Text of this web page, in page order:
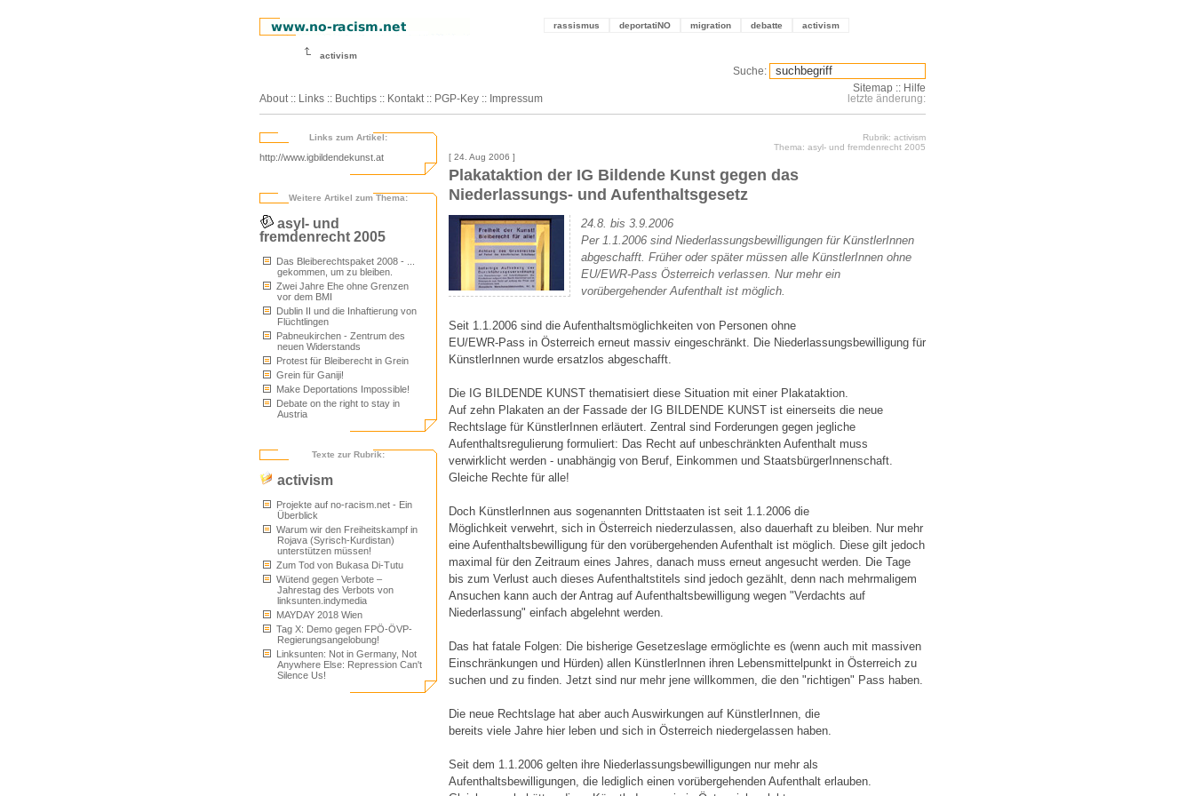
rassismus deportatiNO migration debatte activism
activism
About :: Links :: Buchtips :: Kontakt :: PGP-Key :: Impressum
Suche:
Sitemap :: Hilfe
letzte änderung:
Links zum Artikel:
http://www.igbildendekunst.at
Weitere Artikel zum Thema:
asyl- und
fremdenrecht 2005
Das Bleiberechtspaket 2008 - ...
gekommen, um zu bleiben.
Zwei Jahre Ehe ohne Grenzen
vor dem BMI
Dublin II und die Inhaftierung von
Flüchtlingen
Pabneukirchen - Zentrum des
neuen Widerstands
Protest für Bleiberecht in Grein
Grein für Ganiji!
Make Deportations Impossible!
Debate on the right to stay in
Austria
Texte zur Rubrik:
activism
Projekte auf no-racism.net - Ein
Überblick
Warum wir den Freiheitskampf in
Rojava (Syrisch-Kurdistan)
unterstützen müssen!
Zum Tod von Bukasa Di-Tutu
Wütend gegen Verbote –
Jahrestag des Verbots von
linksunten.indymedia
MAYDAY 2018 Wien
Tag X: Demo gegen FPÖ-ÖVP-
Regierungsangelobung!
Linksunten: Not in Germany, Not
Anywhere Else: Repression Can't
Silence Us!
Rubrik: activism
Thema: asyl- und fremdenrecht 2005
[ 24. Aug 2006 ]
Plakataktion der IG Bildende Kunst gegen das
Niederlassungs- und Aufenthaltsgesetz
24.8. bis 3.9.2006
Per 1.1.2006 sind Niederlassungsbewilligungen für KünstlerInnen
abgeschafft. Früher oder später müssen alle KünstlerInnen ohne
EU/EWR-Pass Österreich verlassen. Nur mehr ein
vorübergehender Aufenthalt ist möglich.
Seit 1.1.2006 sind die Aufenthaltsmöglichkeiten von Personen ohne
EU/EWR-Pass in Österreich erneut massiv eingeschränkt. Die Niederlassungsbewilligung für
KünstlerInnen wurde ersatzlos abgeschafft.
Die IG BILDENDE KUNST thematisiert diese Situation mit einer Plakataktion.
Auf zehn Plakaten an der Fassade der IG BILDENDE KUNST ist einerseits die neue
Rechtslage für KünstlerInnen erläutert. Zentral sind Forderungen gegen jegliche
Aufenthaltsregulierung formuliert: Das Recht auf unbeschränkten Aufenthalt muss
verwirklicht werden - unabhängig von Beruf, Einkommen und StaatsbürgerInnenschaft.
Gleiche Rechte für alle!
Doch KünstlerInnen aus sogenannten Drittstaaten ist seit 1.1.2006 die
Möglichkeit verwehrt, sich in Österreich niederzulassen, also dauerhaft zu bleiben. Nur mehr
eine Aufenthaltsbewilligung für den vorübergehenden Aufenthalt ist möglich. Diese gilt jedoch
maximal für den Zeitraum eines Jahres, danach muss erneut angesucht werden. Die Tage
bis zum Verlust auch dieses Aufenthaltstitels sind jedoch gezählt, denn nach mehrmaligem
Ansuchen kann auch der Antrag auf Aufenthaltsbewilligung wegen "Verdachts auf
Niederlassung" einfach abgelehnt werden.
Das hat fatale Folgen: Die bisherige Gesetzeslage ermöglichte es (wenn auch mit massiven
Einschränkungen und Hürden) allen KünstlerInnen ihren Lebensmittelpunkt in Österreich zu
suchen und zu finden. Jetzt sind nur mehr jene willkommen, die den "richtigen" Pass haben.
Die neue Rechtslage hat aber auch Auswirkungen auf KünstlerInnen, die
bereits viele Jahre hier leben und sich in Österreich niedergelassen haben.
Seit dem 1.1.2006 gelten ihre Niederlassungsbewilligungen nur mehr als
Aufenthaltsbewilligungen, die lediglich einen vorübergehenden Aufenthalt erlauben.